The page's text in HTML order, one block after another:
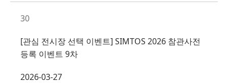
30
[관심 전시장 선택 이벤트] SIMTOS 2026 참관사전
등록 이벤트 9차
2026-03-27